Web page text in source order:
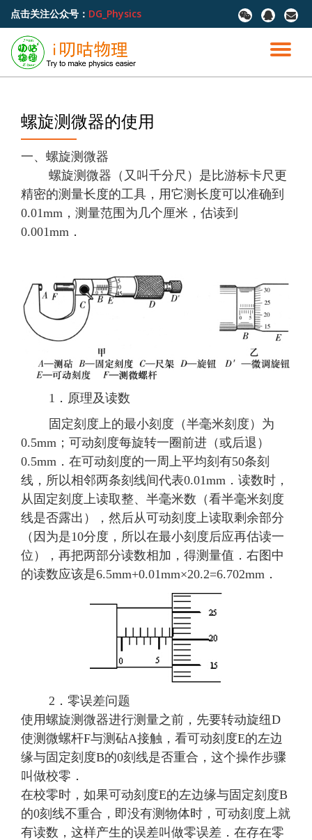
容
点击关注公众号： DG_Physics
fa-
wechat
fa-
qq
fa-
切
螺旋测微器的使用
一、螺旋测微器
螺旋测微器（又叫千分尺）是比游标卡尺更
精密的测量长度的工具，用它测长度可以准确到
0.01mm，测量范围为几个厘米，估读到
0.001mm．
1．原理及读数
固定刻度上的最小刻度（半毫米刻度）为
0.5mm；可动刻度每旋转一圈前进（或后退）
0.5mm．在可动刻度的一周上平均刻有50条刻
线，所以相邻两条刻线间代表0.01mm．读数时，
从固定刻度上读取整、半毫米数（看半毫米刻度
线是否露出），然后从可动刻度上读取剩余部分
（因为是10分度，所以在最小刻度后应再估读一
位），再把两部分读数相加，得测量值．右图中
的读数应该是6.5mm+0.01mm×20.2=6.702mm．
2．零误差问题
使用螺旋测微器进行测量之前，先要转动旋纽D
使测微螺杆F与测砧A接触，看可动刻度E的左边
缘与固定刻度B的0刻线是否重合，这个操作步骤
叫做校零．
在校零时，如果可动刻度E的左边缘与固定刻度B
的0刻线不重合，即没有测物体时，可动刻度上就
有读数，这样产生的误差叫做零误差．在存在零